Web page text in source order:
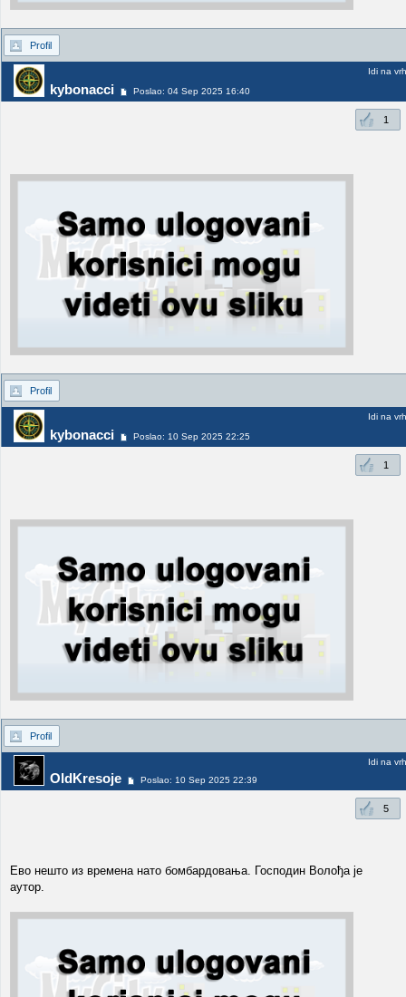
Profil
kybonacci Poslao: 04 Sep 2025 16:40
Idi na vrh
1
Profil
kybonacci Poslao: 10 Sep 2025 22:25
Idi na vrh
1
Profil
OldKresoje Poslao: 10 Sep 2025 22:39
Idi na vrh
5
Ево нешто из времена нато бомбардовања. Господин Волођа је
аутор.